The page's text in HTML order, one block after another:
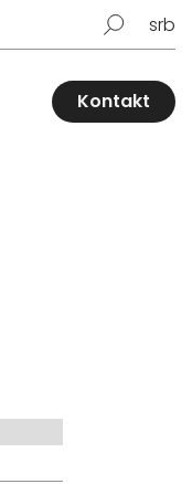
srb
Kontakt